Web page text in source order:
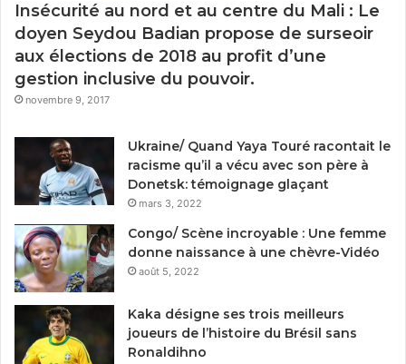
Insécurité au nord et au centre du Mali : Le
doyen Seydou Badian propose de surseoir
aux élections de 2018 au profit d’une
gestion inclusive du pouvoir.
novembre 9, 2017
Ukraine/ Quand Yaya Touré racontait le
racisme qu’il a vécu avec son père à
Donetsk: témoignage glaçant
mars 3, 2022
Congo/ Scène incroyable : Une femme
donne naissance à une chèvre-Vidéo
août 5, 2022
Kaka désigne ses trois meilleurs
joueurs de l’histoire du Brésil sans
Ronaldihno